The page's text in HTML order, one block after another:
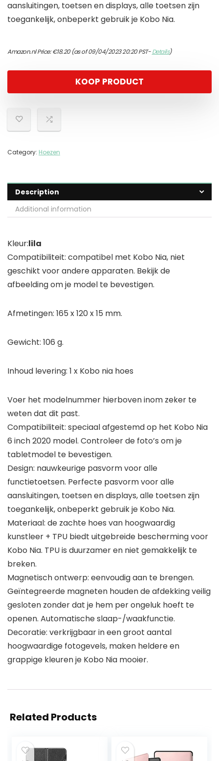
aansluitingen, toetsen en displays, alle toetsen zijn
toegankelijk, onbeperkt gebruik je Kobo Nia.
Amazon.nl Price:€18.20(as of 09/04/2023 20:20 PST-Details)
KOOP PRODUCT
Category: Hoezen
Description
Additional information
Kleur:lila
Compatibiliteit: compatibel met Kobo Nia, niet
geschikt voor andere apparaten. Bekijk de
afbeelding om je model te bevestigen.
Afmetingen: 165 x 120 x 15 mm.
Gewicht: 106 g.
Inhoud levering: 1 x Kobo nia hoes
Voer het modelnummer hierboven inom zeker te
weten dat dit past.
Compatibiliteit: speciaal afgestemd op het Kobo Nia
6 inch 2020 model. Controleer de foto’s om je
tabletmodel te bevestigen.
Design: nauwkeurige pasvorm voor alle
functietoetsen. Perfecte pasvorm voor alle
aansluitingen, toetsen en displays, alle toetsen zijn
toegankelijk, onbeperkt gebruik je Kobo Nia.
Materiaal: de zachte hoes van hoogwaardig
kunstleer + TPU biedt uitgebreide bescherming voor
Kobo Nia. TPU is duurzamer en niet gemakkelijk te
breken.
Magnetisch ontwerp: eenvoudig aan te brengen.
Geïntegreerde magneten houden de afdekking veilig
gesloten zonder dat je hem per ongeluk hoeft te
openen. Automatische slaap-/waakfunctie.
Decoratie: verkrijgbaar in een groot aantal
hoogwaardige fotogevels, maken heldere en
grappige kleuren je Kobo Nia mooier.
Related Products